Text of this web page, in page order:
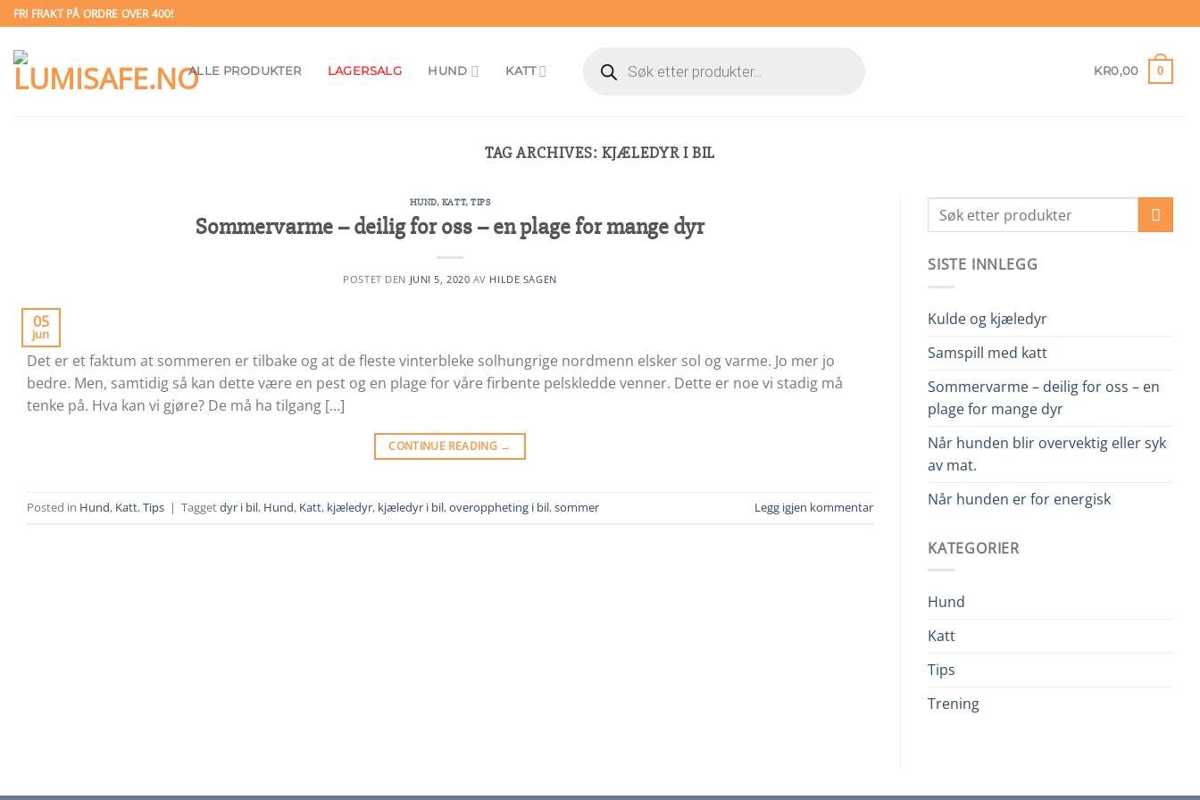
Skip
to
content
FRI FRAKT PÅ ORDRE OVER 400!
ALLE PRODUKTER LAGERSALG HUND KATT
search
KR0,00 0
TAG ARCHIVES: KJÆLEDYR I BIL
HUND, KATT,TIPS
Sommervarme – deilig for oss – en plage for mange dyr
POSTET DEN JUNI 5, 2020 AV HILDE SAGEN
05
jun
Det er et faktum at sommeren er tilbake og at de fleste vinterbleke solhungrige nordmenn elsker sol og varme. Jo mer jo
bedre. Men, samtidig så kan dette være en pest og en plage for våre firbente pelskledde venner. Dette er noe vi stadig må
tenke på. Hva kan vi gjøre? De må ha tilgang […]
CONTINUE READING →
Posted in Hund, Katt,Tips | Taggetdyr i bil, Hund, Katt, kjæledyr, kjæledyr i bil,overoppheting i bil,sommer Legg igjen kommentar
SISTE INNLEGG
Kulde og kjæledyr
Samspill med katt
Sommervarme – deilig for oss – en
plage for mange dyr
Når hunden blir overvektig eller syk
av mat.
Når hunden er for energisk
KATEGORIER
Hund
Katt
Tips
Trening